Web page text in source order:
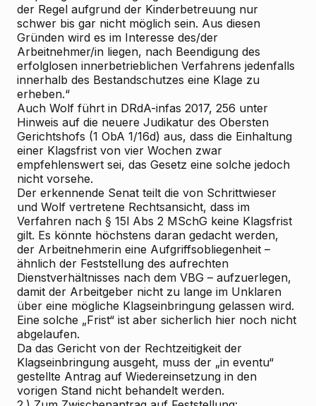
der Regel aufgrund der Kinderbetreuung nur
schwer bis gar nicht möglich sein. Aus diesen
Gründen wird es im Interesse des/der
Arbeitnehmer/in liegen, nach Beendigung des
erfolglosen innerbetrieblichen Verfahrens jedenfalls
innerhalb des Bestandschutzes eine Klage zu
erheben.“
Auch Wolf führt in DRdA-infas 2017, 256 unter
Hinweis auf die neuere Judikatur des Obersten
Gerichtshofs (1 ObA 1/16d) aus, dass die Einhaltung
einer Klagsfrist von vier Wochen zwar
empfehlenswert sei, das Gesetz eine solche jedoch
nicht vorsehe.
Der erkennende Senat teilt die von Schrittwieser
und Wolf vertretene Rechtsansicht, dass im
Verfahren nach § 15l Abs 2 MSchG keine Klagsfrist
gilt. Es könnte höchstens daran gedacht werden,
der Arbeitnehmerin eine Aufgriffsobliegenheit –
ähnlich der Feststellung des aufrechten
Dienstverhältnisses nach dem VBG – aufzuerlegen,
damit der Arbeitgeber nicht zu lange im Unklaren
über eine mögliche Klagseinbringung gelassen wird.
Eine solche „Frist“ ist aber sicherlich hier noch nicht
abgelaufen.
Da das Gericht von der Rechtzeitigkeit der
Klagseinbringung ausgeht, muss der „in eventu“
gestellte Antrag auf Wiedereinsetzung in den
vorigen Stand nicht behandelt werden.